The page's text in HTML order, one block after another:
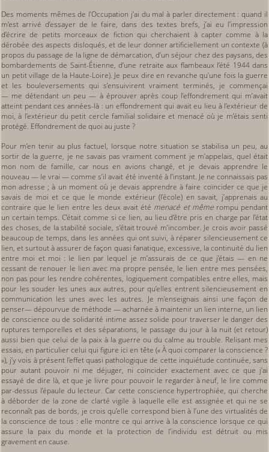
Des moments mêmes de l’Occupation j’ai du mal à parler directement : quand il
m’est arrivé d’essayer de le faire, dans des textes brefs, j’ai eu l’impression
d’écrire de petits morceaux de fiction qui cherchaient à capter comme à la
dérobée des aspects disloqués, et de leur donner artificiellement un contexte (à
propos du passage de la ligne de démarcation, d’un séjour chez des paysans, des
bombardements de Saint-Étienne, d’une retraite aux flambeaux l’été 1944 dans
un petit village de la Haute-Loire). Je peux dire en revanche qu’une fois la guerre
et les bouleversements qui s’ensuivirent vraiment terminés, je commençai
— me détendant un peu — à éprouver après coup l’effondrement qui m’avait
atteint pendant ces années-là : un effondrement qui avait eu lieu à l’extérieur de
moi, à l’extérieur du petit cercle familial solidaire et menacé où je m’étais senti
protégé. Effondrement de quoi au juste ?
Pour m’en tenir au plus factuel, lorsque notre situation se stabilisa un peu, au
sortir de la guerre, je ne savais pas vraiment comment je m’appelais, quel était
mon nom de famille, car nous en avions changé, et je devais apprendre le
nouveau — le vrai — comme s’il avait été inventé à l’instant. Je ne connaissais pas
mon adresse ; à un moment où je devais apprendre à faire coïncider ce que je
savais de moi et ce que le monde extérieur (l’école) en savait, j’apprenais au
contraire que le lien entre les deux avait été menacé et même rompu pendant
un certain temps. C’était comme si ce lien, au lieu d’être pris en charge par l’état
des choses, de la stabilité sociale, s’était trouvé m’incomber. Je crois avoir passé
beaucoup de temps, dans les années qui ont suivi, à réparer silencieusement ce
lien, et surtout à assurer de façon quasi fanatique, excessive, la continuité du lien
entre moi et moi : le lien par lequel je m’assurais de ce que j’étais — en ne
cessant de renouer le lien avec ma propre pensée, le lien entre mes pensées,
non pas pour les rendre cohérentes, logiquement compatibles entre elles, mais
pour les souder les unes aux autres, pour qu’elles entrent silencieusement en
communication les unes avec les autres. Je m’enseignais ainsi une façon de
penser— dépourvue de méthode — acharnée à maintenir un lien interne, un lien
de conscience ou de solidarité intime assez solide pour traverser le danger des
ruptures temporelles et des séparations, le passage du jour à la nuit (et retour)
aussi bien que celui de la paix à la guerre ou du calme au trouble. Relisant mes
essais, en particulier celui qui figure ici en tête (« À quoi comparer la conscience ?
»), j’y vois à présent l’effet quasi pathologique de cette inquiétude continuée, sans
pour autant pouvoir ni me déjuger, ni coïncider exactement avec ce que j’ai
essayé de dire là, et que je livre pour pouvoir le regarder à neuf, le lire comme
par-dessus l’épaule du lecteur. Car cette conscience hypertrophiée, qui cherche
à déborder de la zone de clarté vigile à laquelle elle est assignée et qui ne se
reconnaît pas de bords, je crois qu’elle correspond bien à l’une des virtualités de
la conscience de tous : elle montre ce qui arrive à la conscience lorsque ce qui
assure la paix du monde et la protection de l’individu est détruit ou mis
gravement en cause.